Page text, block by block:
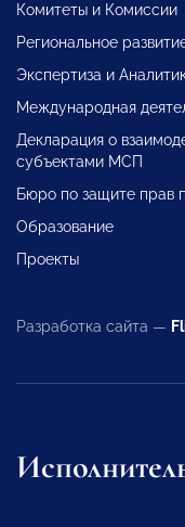
Комитеты и Комиссии
Региональное
Экспертиза и
Международная
Декларация о
субъектами МСП
Бюро по защите прав
Образование
Проекты
Разработка сайта —